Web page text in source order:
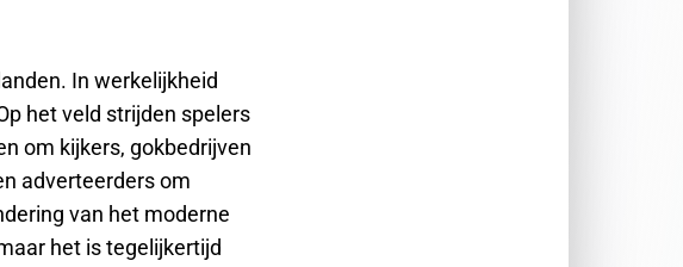
In werkelijkheid
het veld strijden spelers
om kijkers, gokbedrijven
adverteerders om
van het moderne
het is tegelijkertijd